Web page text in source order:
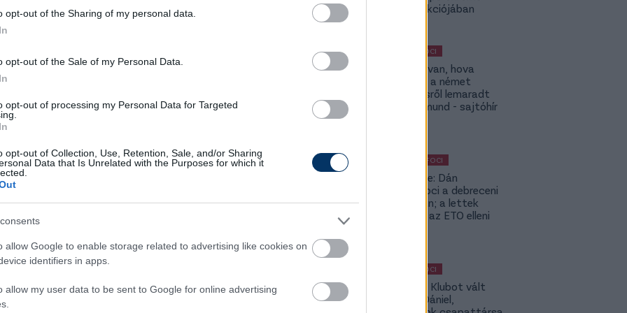
opt-out of the Sharing of my personal data.
opt-out of the Sale of my Personal Data.
opt-out of processing my Personal Data for Targeted
opt-out of Collection, Use, Retention, Sale, and/or Sharing
Data that Is Unrelated with the Purposes for which it
allow Google to enable storage related to advertising like cookies on
identifiers in apps.
allow my user data to be sent to Google for online advertising
a DVTK játékosa legyen. Az U21-es
16 bajnokin és két kupameccsen őrizte az
együttesben Lovrencsics Gergő
volt.
óta a Hajduk játékosa, szerződése 2026
beszámoltunk
lehet szüksége új hálóőrre a miskolci
Portugáliából igazolnának
egy másik kérő is
száll érte - sajtóhír
A Bola információi szerint a Diósgyőr azeri
versenyez a 33 éves Joaozinho leigazolásáért.
UCC kollekciójában
MAGYAR FOCI
ETO: Megvan, hova
igazolhat a német
szerződésről lemaradt
Tóth Rajmund - sajtóhír
KÜLFÖLDI FOCI
Lapszemle: Dán
szambafoci a debreceni
szaunában; a lettek
kevesellik az ETO elleni
MAGYAR FOCI
Légiósok: Klubot vált
Gazdag Dániel,